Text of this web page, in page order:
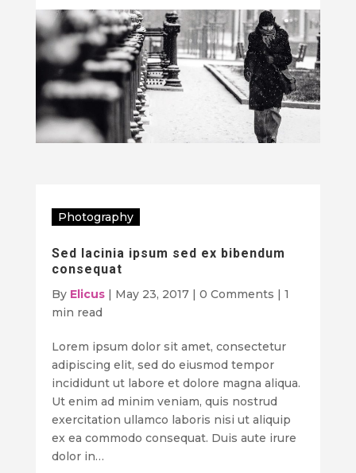
Photography
Sed lacinia ipsum sed ex bibendum
consequat
By Elicus| May 23, 2017| 0 Comments | 1
min read
Lorem ipsum dolor sit amet, consectetur
adipiscing elit, sed do eiusmod tempor
incididunt ut labore et dolore magna aliqua.
Ut enim ad minim veniam, quis nostrud
exercitation ullamco laboris nisi ut aliquip
ex ea commodo consequat. Duis aute irure
dolor in…